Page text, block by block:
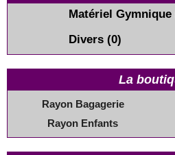
Matériel Gymnique
Divers (0)
La
Rayon Bagagerie
Rayon Enfants